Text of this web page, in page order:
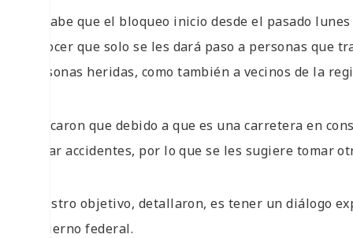
Se sabe que el bloqueo inicio desde el pasado
conocer que solo se les dará paso a personas que
personas heridas, como también a vecinos de la
Indicaron que debido a que es una carretera en
evitar accidentes, por lo que se les sugiere tomar
Nuestro objetivo, detallaron, es tener un diálogo
gobierno federal.